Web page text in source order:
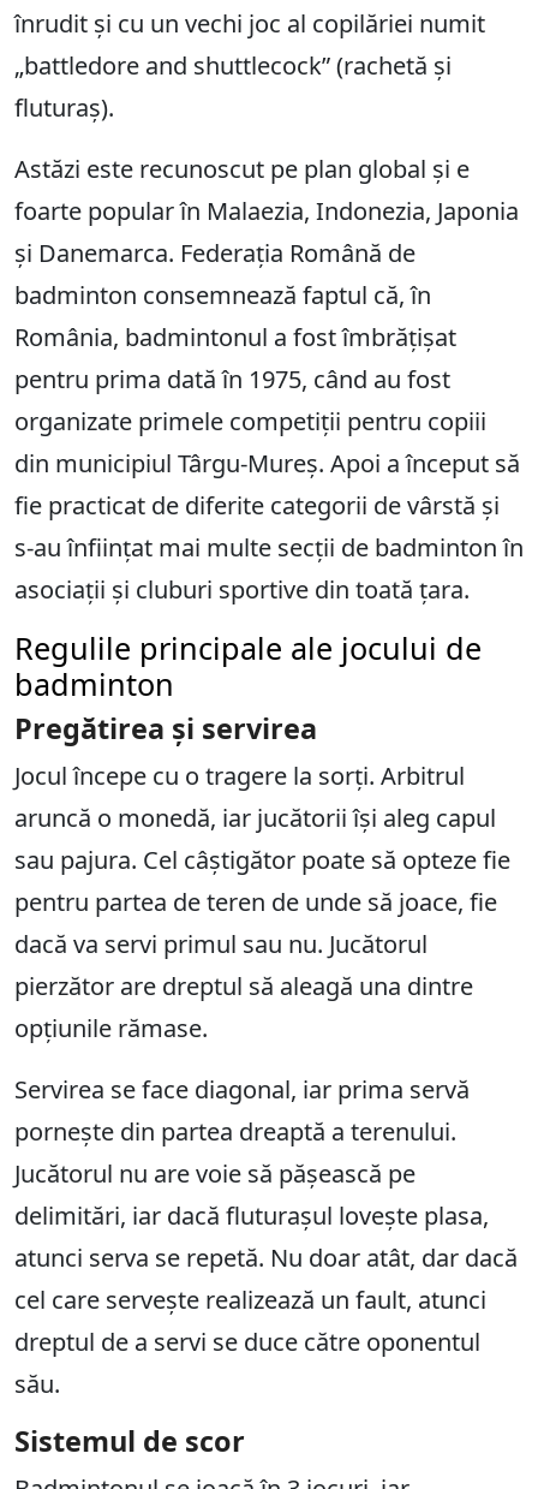
înrudit și cu un vechi joc al copilăriei numit
„battledore and shuttlecock” (rachetă și
fluturaș).
Astăzi este recunoscut pe plan global și e
foarte popular în Malaezia, Indonezia, Japonia
și Danemarca. Federația Română de
badminton consemnează faptul că, în
România, badmintonul a fost îmbrățișat
pentru prima dată în 1975, când au fost
organizate primele competiții pentru copiii
din municipiul Târgu-Mureș. Apoi a început să
fie practicat de diferite categorii de vârstă și
s-au înființat mai multe secții de badminton în
asociații și cluburi sportive din toată țara.
Regulile principale ale jocului de
badminton
Pregătirea și servirea
Jocul începe cu o tragere la sorți. Arbitrul
aruncă o monedă, iar jucătorii își aleg capul
sau pajura. Cel câștigător poate să opteze fie
pentru partea de teren de unde să joace, fie
dacă va servi primul sau nu. Jucătorul
pierzător are dreptul să aleagă una dintre
opțiunile rămase.
Servirea se face diagonal, iar prima servă
pornește din partea dreaptă a terenului.
Jucătorul nu are voie să pășească pe
delimitări, iar dacă fluturașul lovește plasa,
atunci serva se repetă. Nu doar atât, dar dacă
cel care servește realizează un fault, atunci
dreptul de a servi se duce către oponentul
său.
Sistemul de scor